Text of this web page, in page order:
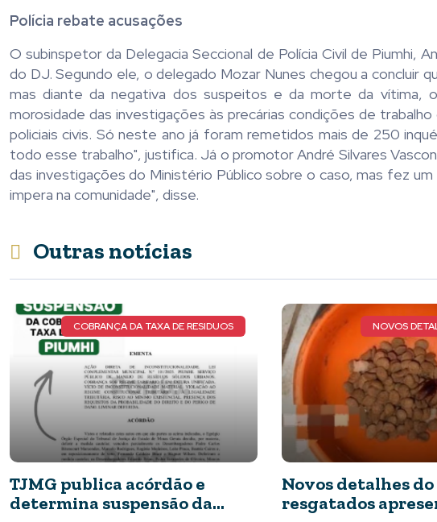
Polícia rebate acusações
O subinspetor da Delegacia Seccional de Polícia Civil de Piumhi,
do DJ. Segundo ele, o delegado Mozar Nunes chegou a concluir
mas diante da negativa dos suspeitos e da morte da vítima,
morosidade das investigações às precárias condições de
policiais civis. Só neste ano já foram remetidos mais de 250
todo esse trabalho", justifica. Já o promotor André Silvares
das investigações do Ministério Público sobre o caso, mas fez
impera na comunidade", disse.
Outras notícias
NOVOS DETALHES DO CASO
Novos detalhes do caso: cães
resgatados apresentavam
QUERIDA
Nota de Pesar
06 Agosto 2026